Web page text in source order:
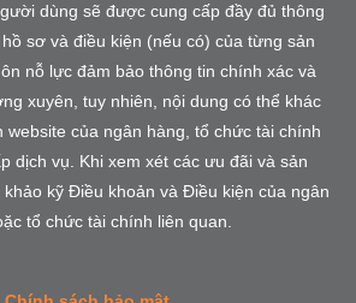
dùng sẽ được cung cấp đầy đủ thông
sơ và điều kiện (nếu có) của từng sản
nỗ lực đảm bảo thông tin chính xác và
xuyên, tuy nhiên, nội dung có thể khác
website của ngân hàng, tổ chức tài chính
dịch vụ. Khi xem xét các ưu đãi và sản
kỹ Điều khoản và Điều kiện của ngân
tổ chức tài chính liên quan.